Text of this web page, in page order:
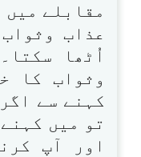
مقابلے
عذاب
اُٹھا
وثواب کا
کہنے سے
تو میں
اور آپ